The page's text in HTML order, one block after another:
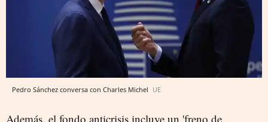
Pedro Sánchez conversa con Charles Michel UE
Además, el fondo anticrisis incluye un 'freno de